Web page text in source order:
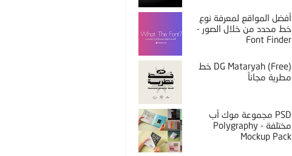
أفضل المواقع لمعرفة نوع
خط محدد من خلال الصور -
Font Finder
DG Mataryah (Free) خط
مطرية مجاناً
PSD مجموعة موك أب
مختلفة - Polygraphy
Mockup Pack